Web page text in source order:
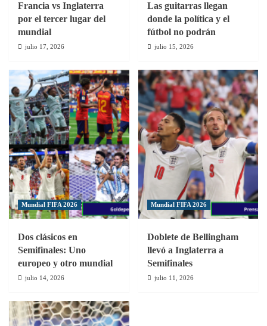
Francia vs Inglaterra
por el tercer lugar del
mundial
julio 17, 2026
Las guitarras llegan
donde la política y el
fútbol no podrán
julio 15, 2026
Mundial FIFA 2026
Dos clásicos en
Semifinales: Uno
europeo y otro mundial
julio 14, 2026
Mundial FIFA 2026
Doblete de Bellingham
llevó a Inglaterra a
Semifinales
julio 11, 2026